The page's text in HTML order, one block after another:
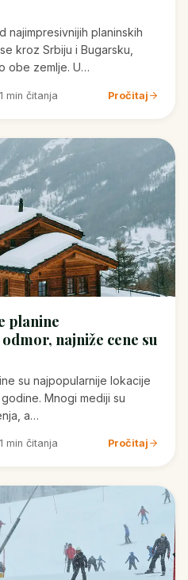
najimpresivnijih planinskih
kroz Srbiju i Bugarsku,
obe zemlje. U…
min čitanja Pročitaj
planine
najniže cene su
su najpopularnije lokacije
Mnogi mediji su
a…
min čitanja Pročitaj